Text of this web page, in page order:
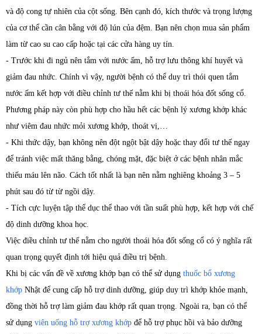
và độ cong tự nhiên của cột sống. Bên cạnh đó, kích thước và trọng lượng
của cơ thể cần cân bằng với độ lún của đệm. Bạn nên chọn mua sản phẩm
làm từ cao su cao cấp hoặc tại các cửa hàng uy tín.
- Trước khi đi ngủ nên tắm với nước ấm, hỗ trợ lưu thông khí huyết và
giảm đau nhức. Chính vì vậy, người bệnh có thể duy trì thói quen tắm
nước ấm kết hợp với điều chỉnh tư thế nằm khi bị thoái hóa đốt sống cổ.
Phương pháp này còn phù hợp cho hầu hết các bệnh lý xương khớp khác
như viêm đau nhức mỏi xương khớp, thoát vị,…
- Khi thức dậy, bạn không nên đột ngột bật dậy hoặc thay đổi tư thế ngay
để tránh việc mất thăng bằng, chóng mặt, đặc biệt ở các bệnh nhân mắc
thiếu máu lên não. Cách tốt nhất là bạn nên nằm nghiêng khoảng 3 – 5
phút sau đó từ từ ngồi dậy.
- Tích cực luyện tập thể dục thể thao với tần suất phù hợp, kết hợp với chế
độ dinh dưỡng khoa học.
Việc điều chỉnh tư thế nằm cho người thoái hóa đốt sống cổ có ý nghĩa rất
quan trọng quyết định tới hiệu quả điều trị bệnh.
Khi bị các vấn đề về xương khớp bạn có thể sử dụng thuốc bổ xương
khớp Nhật để cung cấp hỗ trợ dinh dưỡng, giúp duy trì khớp khỏe mạnh,
đồng thời hỗ trợ làm giảm đau khớp rất quan trọng. Ngoài ra, bạn có thể
sử dụng viên uống hỗ trợ xương khớp để hỗ trợ phục hồi và bảo dưỡng